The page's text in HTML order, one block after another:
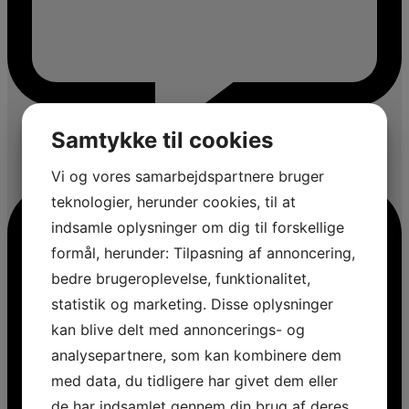
Samtykke til cookies
Vi og vores samarbejdspartnere bruger
teknologier, herunder cookies, til at
indsamle oplysninger om dig til forskellige
formål, herunder: Tilpasning af annoncering,
bedre brugeroplevelse, funktionalitet,
statistik og marketing. Disse oplysninger
kan blive delt med annoncerings- og
analysepartnere, som kan kombinere dem
med data, du tidligere har givet dem eller